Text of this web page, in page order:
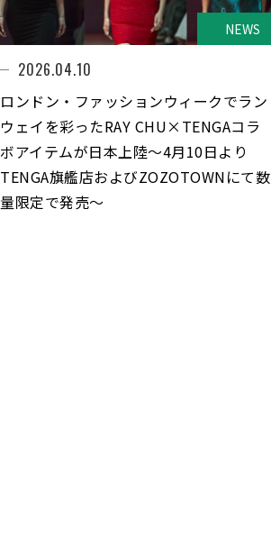
NEWS
2026.04.10
ロンドン・ファッションウィークでラン
ウェイを彩ったRAY CHU×TENGAコラ
ボアイテムが日本上陸～4月10日より
TENGA旗艦店およびZOZOTOWNにて数
量限定で発売～